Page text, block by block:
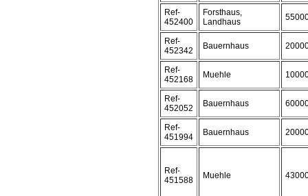
Ref-
452400
Forsthaus,
Landhaus
Ref-
452342
Bauernhaus
Ref-
452168
Muehle
Ref-
452052
Bauernhaus
Ref-
451994
Bauernhaus
Ref-
451588
Muehle